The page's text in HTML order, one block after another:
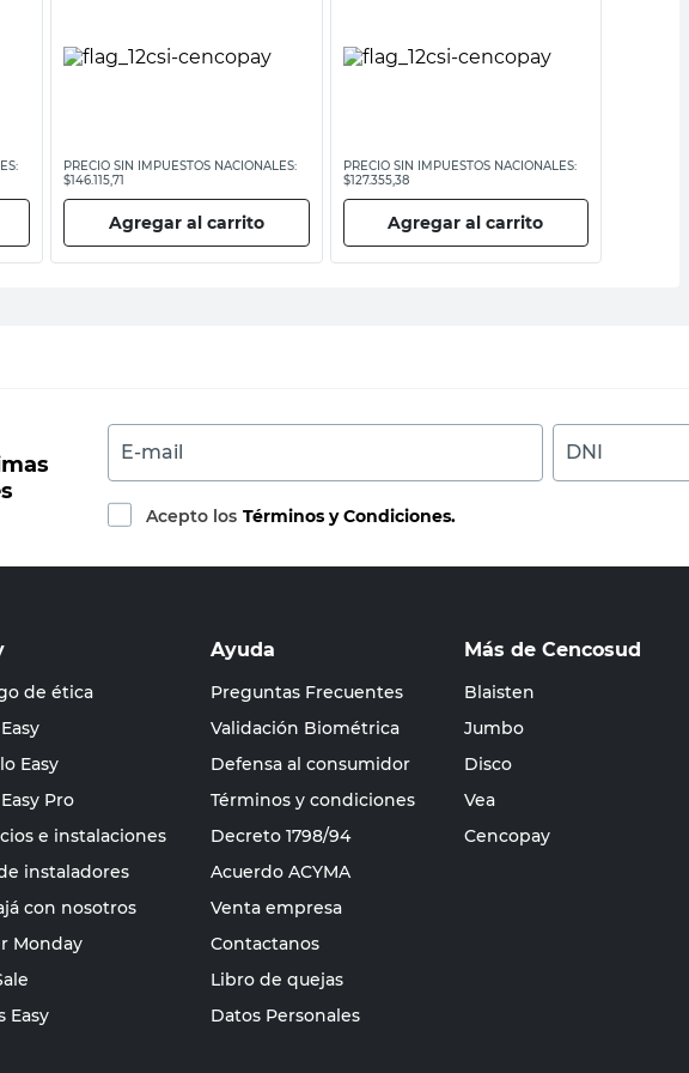
PRECIO SIN IMPUESTOS NACIONALES:
$146.115,71
Agregar al carrito
PRECIO SIN IMPUESTOS NACIONALES:
$127.355,38
Agregar al carrito
E-mail DNI
Acepto los Términos y Condiciones.
de ética
Easy
Pro
e instalaciones
instaladores
con nosotros
Monday
Easy
Ayuda
Preguntas Frecuentes
Validación Biométrica
Defensa al consumidor
Términos y condiciones
Decreto 1798/94
Acuerdo ACYMA
Venta empresa
Contactanos
Libro de quejas
Datos Personales
Más de Cencosud
Blaisten
Jumbo
Disco
Vea
Cencopay